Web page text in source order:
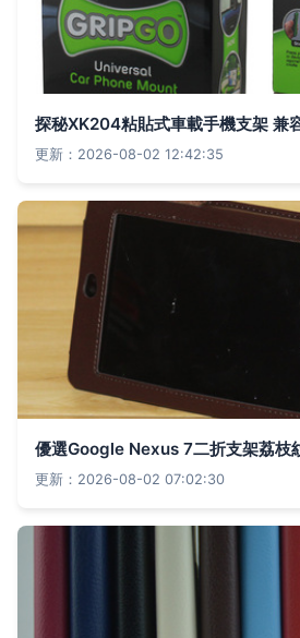
更新：2026-08-02 12:42:35
更新：2026-08-02 07:02:30